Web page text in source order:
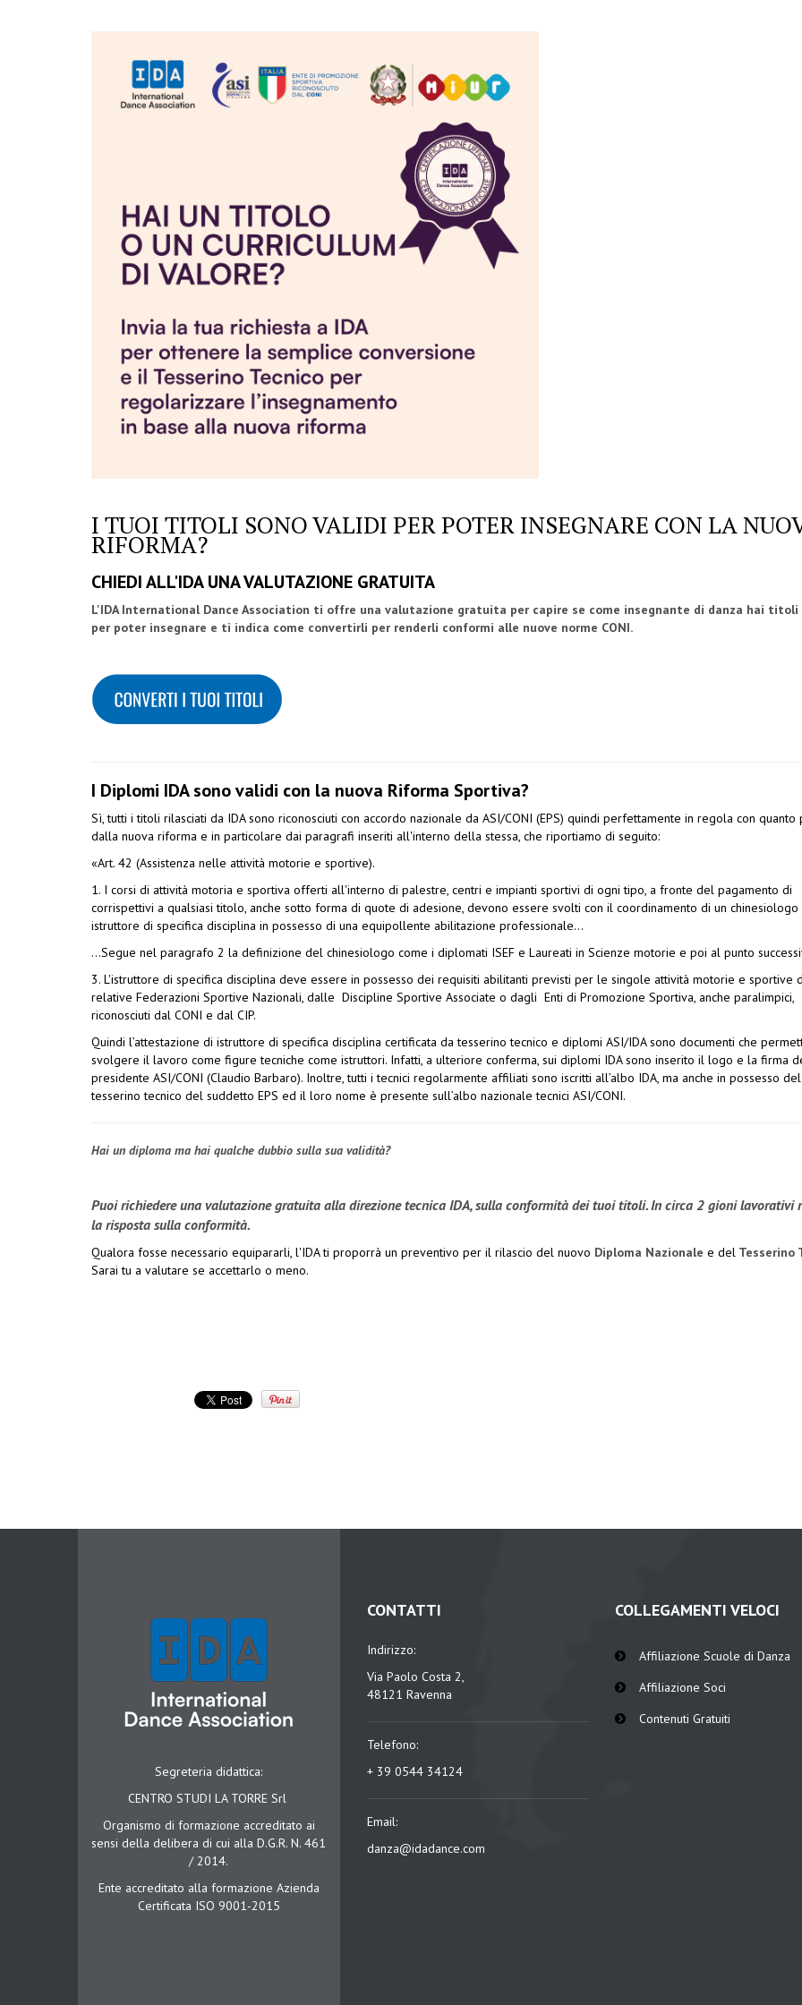
I TUOI TITOLI SONO VALIDI PER POTER INSEGNARE CON LA
RIFORMA?
CHIEDI ALL'IDA UNA VALUTAZIONE GRATUITA
L'IDA International Dance Association ti offre una valutazione gratuita per capire se come insegnante di danza hai titoli
per poter insegnare e ti indica come convertirli per renderli conformi alle nuove norme CONI.
I Diplomi IDA sono validi con la nuova Riforma Sportiva?
Sì, tutti i titoli rilasciati da IDA sono riconosciuti con accordo nazionale da ASI/CONI (EPS) quindi perfettamente in regola con quanto
dalla nuova riforma e in particolare dai paragrafi inseriti all'interno della stessa, che riportiamo di seguito:
«Art. 42 (Assistenza nelle attività motorie e sportive).
1. I corsi di attività motoria e sportiva offerti all'interno di palestre, centri e impianti sportivi di ogni tipo, a fronte del pagamento di
corrispettivi a qualsiasi titolo, anche sotto forma di quote di adesione, devono essere svolti con il coordinamento di un chinesiologo
istruttore di specifica disciplina in possesso di una equipollente abilitazione professionale...
...Segue nel paragrafo 2 la definizione del chinesiologo come i diplomati ISEF e Laureati in Scienze motorie e poi al punto
3. L'istruttore di specifica disciplina deve essere in possesso dei requisiti abilitanti previsti per le singole attività motorie e sportive
relative Federazioni Sportive Nazionali, dalle Discipline Sportive Associate o dagli Enti di Promozione Sportiva, anche paralimpici,
riconosciuti dal CONI e dal CIP.
Quindi l’attestazione di istruttore di specifica disciplina certificata da tesserino tecnico e diplomi ASI/IDA sono documenti che
svolgere il lavoro come figure tecniche come istruttori. Infatti, a ulteriore conferma, sui diplomi IDA sono inserito il logo e la firma
presidente ASI/CONI (Claudio Barbaro). Inoltre, tutti i tecnici regolarmente affiliati sono iscritti all’albo IDA, ma anche in possesso del
tesserino tecnico del suddetto EPS ed il loro nome è presente sull’albo nazionale tecnici ASI/CONI.
Hai un diploma ma hai qualche dubbio sulla sua validità?
Puoi richiedere una valutazione gratuita alla direzione tecnica IDA, sulla conformità dei tuoi titoli. In circa 2 gioni lavorativi
la risposta sulla conformità.
Qualora fosse necessario equipararli, l'IDA ti proporrà un preventivo per il rilascio del nuovo Diploma Nazionale e del Tesserino
Sarai tu a valutare se accettarlo o meno.
Segreteria didattica:
CENTRO STUDI LA TORRE Srl
Organismo di formazione accreditato ai
sensi della delibera di cui alla D.G.R. N. 461
/ 2014.
Ente accreditato alla formazione Azienda
Certificata ISO 9001-2015
CONTATTI
Indirizzo:
Via Paolo Costa 2,
48121 Ravenna
Telefono:
+ 39 0544 34124
Email:
danza@idadance.com
COLLEGAMENTI VELOCI
Affiliazione Scuole di Danza
Affiliazione Soci
Contenuti Gratuiti